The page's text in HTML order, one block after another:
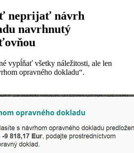
neprijať návrh
navrhnutý
vypĺňať všetky náležitosti, ale len
opravného dokladu“.